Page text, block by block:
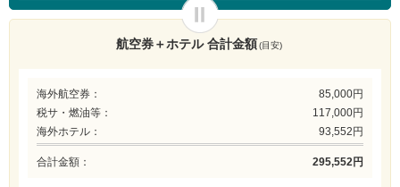
航空券＋ホテル 合計金額(目安)
海外航空券：
85,000円
税サ・燃油等：
117,000円
海外ホテル：
93,552円
合計金額： 295,552円